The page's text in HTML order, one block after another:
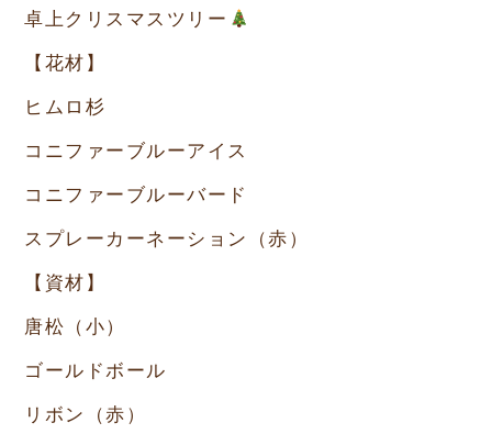
卓上クリスマスツリー
【花材】
ヒムロ杉
コニファーブルーアイス
コニファーブルーバード
スプレーカーネーション（赤）
【資材】
唐松（小）
ゴールドボール
リボン（赤）